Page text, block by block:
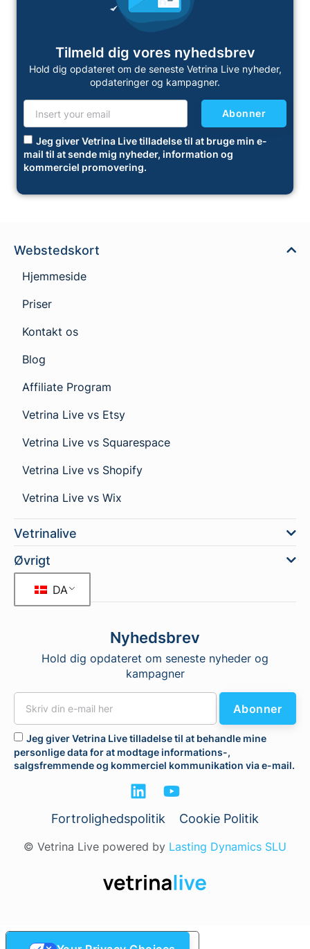
Tilmeld dig vores nyhedsbrev
Hold dig opdateret om de seneste Vetrina Live nyheder,
opdateringer og kampagner.
Jeg giver Vetrina Live tilladelse til at bruge min e-
mail til at sende mig nyheder, information og
kommerciel promovering.
Abonner
Webstedskort
Hjemmeside
Priser
Kontakt os
Blog
Affiliate Program
Vetrina Live vs Etsy
Vetrina Live vs Squarespace
Vetrina Live vs Shopify
Vetrina Live vs Wix
Vetrinalive
Øvrigt
DA
Nyhedsbrev
Hold dig opdateret om seneste nyheder og
kampagner
Jeg giver Vetrina Live tilladelse til at behandle mine
personlige data for at modtage informations-,
salgsfremmende og kommerciel kommunikation via e-mail.
Abonner
Fortrolighedspolitik Cookie Politik
© Vetrina Live powered by Lasting Dynamics SLU